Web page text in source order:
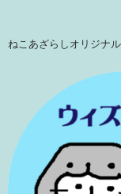
ねこあざらしオリジナ